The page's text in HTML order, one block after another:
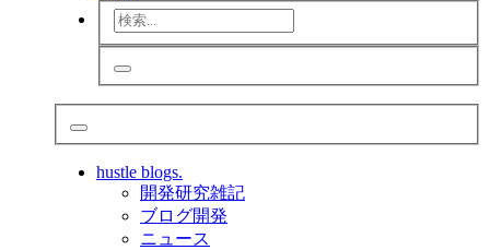
hustle blogs.
開発研究雑記
ブログ開発
ニュース